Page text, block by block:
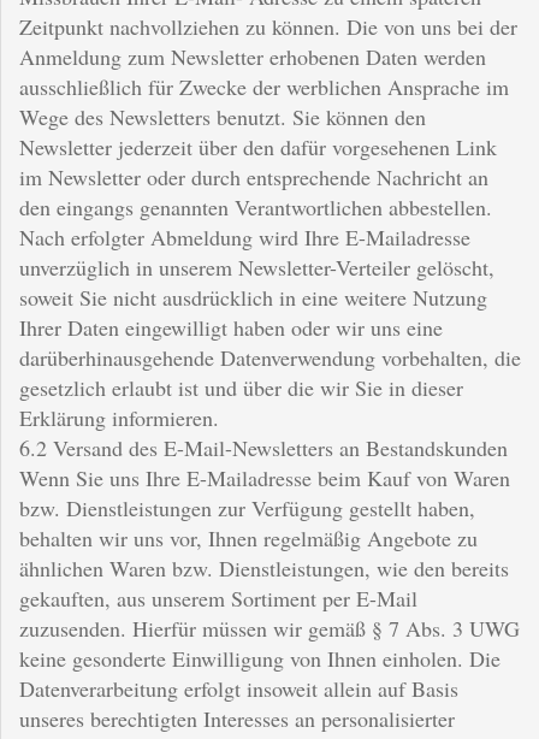
Zeitpunkt nachvollziehen zu können. Die von uns bei der
Anmeldung zum Newsletter erhobenen Daten werden
ausschließlich für Zwecke der werblichen Ansprache im
Wege des Newsletters benutzt. Sie können den
Newsletter jederzeit über den dafür vorgesehenen Link
im Newsletter oder durch entsprechende Nachricht an
den eingangs genannten Verantwortlichen abbestellen.
Nach erfolgter Abmeldung wird Ihre E-Mailadresse
unverzüglich in unserem Newsletter-Verteiler gelöscht,
soweit Sie nicht ausdrücklich in eine weitere Nutzung
Ihrer Daten eingewilligt haben oder wir uns eine
darüberhinausgehende Datenverwendung vorbehalten, die
gesetzlich erlaubt ist und über die wir Sie in dieser
Erklärung informieren.
6.2 Versand des E-Mail-Newsletters an Bestandskunden
Wenn Sie uns Ihre E-Mailadresse beim Kauf von Waren
bzw. Dienstleistungen zur Verfügung gestellt haben,
behalten wir uns vor, Ihnen regelmäßig Angebote zu
ähnlichen Waren bzw. Dienstleistungen, wie den bereits
gekauften, aus unserem Sortiment per E-Mail
zuzusenden. Hierfür müssen wir gemäß § 7 Abs. 3 UWG
keine gesonderte Einwilligung von Ihnen einholen. Die
Datenverarbeitung erfolgt insoweit allein auf Basis
unseres berechtigten Interesses an personalisierter